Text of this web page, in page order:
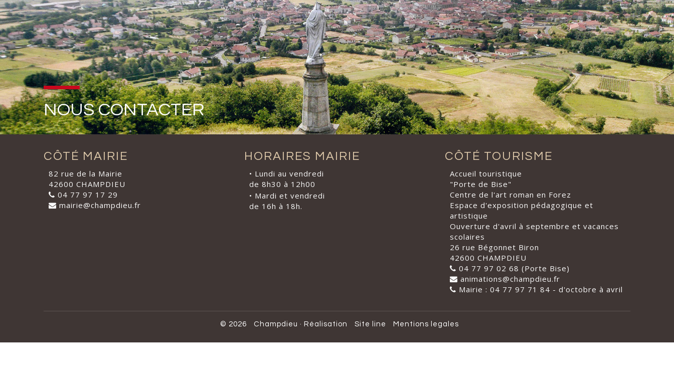
NOUS CONTACTER
CÔTÉ MAIRIE
82 rue de la Mairie
42600 CHAMPDIEU
04 77 97 17 29
mairie@champdieu.fr
HORAIRES MAIRIE
• Lundi au vendredi
de 8h30 à 12h00
• Mardi et vendredi
de 16h à 18h.
CÔTÉ TOURISME
Accueil touristique
"Porte de Bise"
Centre de l'art roman en Forez
Espace d'exposition pédagogique et
artistique
Ouverture d'avril à septembre et vacances
scolaires
26 rue Bégonnet Biron
42600 CHAMPDIEU
04 77 97 02 68 (Porte Bise)
animations@champdieu.fr
Mairie : 04 77 97 71 84 - d'octobre à avril
© 2026 Champdieu · Réalisation Site line Mentions legales